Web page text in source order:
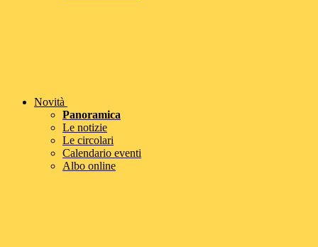
Novità
Panoramica
Le notizie
Le circolari
Calendario eventi
Albo online